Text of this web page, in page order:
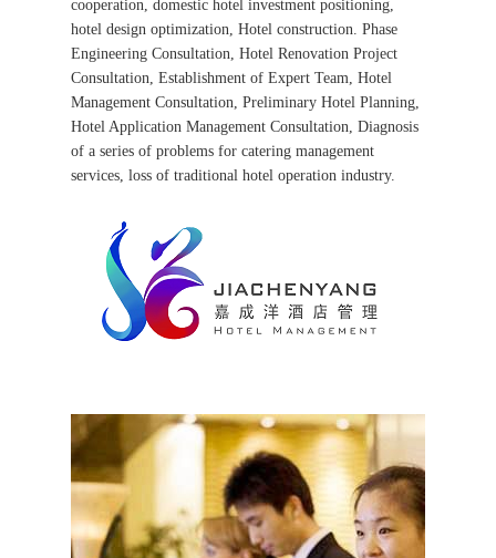
cooperation, domestic hotel investment positioning,
hotel design optimization, Hotel construction. Phase
Engineering Consultation, Hotel Renovation Project
Consultation, Establishment of Expert Team, Hotel
Management Consultation, Preliminary Hotel Planning,
Hotel Application Management Consultation, Diagnosis
of a series of problems for catering management
services, loss of traditional hotel operation industry.